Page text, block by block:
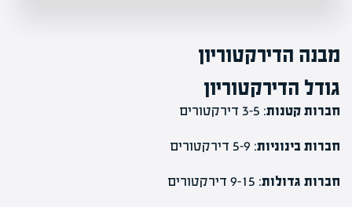
מבנה הדירקטוריון
גודל הדירקטוריון
חברות קטנות: 3-5 דירקטורים
חברות בינוניות: 5-9 דירקטורים
חברות גדולות: 9-15 דירקטורים